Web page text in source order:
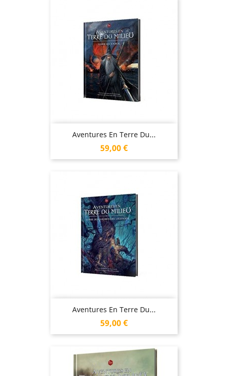
Aventures En Terre Du...
Prix
59,00 €
Aventures En Terre Du...
Prix
59,00 €